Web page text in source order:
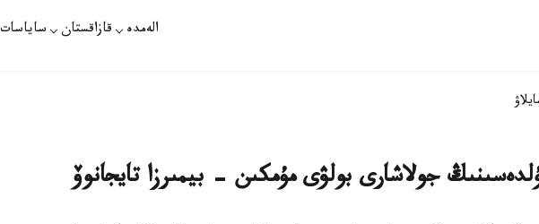
الەمدە قازاقستان ساياسات
جولاشارى بولۋى مۇمكىن - بيمىرزا تايجانوۆ